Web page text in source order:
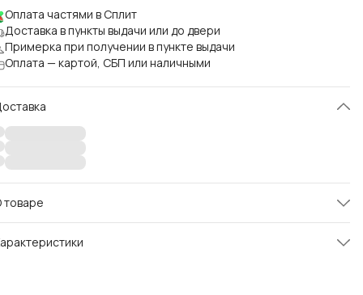
Оплата частями в Сплит
Доставка в пункты выдачи или до двери
Примерка при получении в пункте выдачи
Оплата — картой, СБП или наличными
товаре
черное платье для девочки - это отличное решение
создания незабываемого наряда и образа.